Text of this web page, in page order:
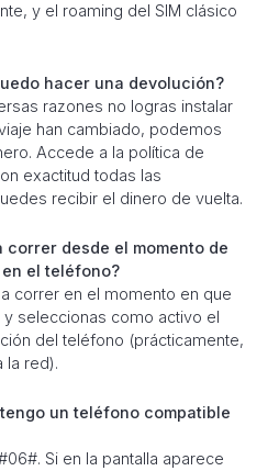
y el roaming del SIM clásico
hacer una devolución?
razones no logras instalar
han cambiado, podemos
Accede a la política de
exactitud todas las
recibir el dinero de vuelta.
correr desde el momento de
el teléfono?
correr en el momento en que
seleccionas como activo el
del teléfono (prácticamente,
la red).
un teléfono compatible
Si en la pantalla aparece